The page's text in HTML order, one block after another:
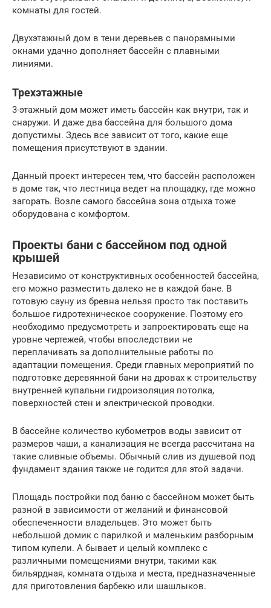
комнаты для гостей.
Двухэтажный дом в тени деревьев с панорамными
окнами удачно дополняет бассейн с плавными
линиями.
Трехэтажные
3-этажный дом может иметь бассейн как внутри, так и
снаружи. И даже два бассейна для большого дома
допустимы. Здесь все зависит от того, какие еще
помещения присутствуют в здании.
Данный проект интересен тем, что бассейн расположен
в доме так, что лестница ведет на площадку, где можно
загорать. Возле самого бассейна зона отдыха тоже
оборудована с комфортом.
Проекты бани с бассейном под одной
крышей
Независимо от конструктивных особенностей бассейна,
его можно разместить далеко не в каждой бане. В
готовую сауну из бревна нельзя просто так поставить
большое гидротехническое сооружение. Поэтому его
необходимо предусмотреть и запроектировать еще на
уровне чертежей, чтобы впоследствии не
переплачивать за дополнительные работы по
адаптации помещения. Среди главных мероприятий по
подготовке деревянной бани на дровах к строительству
внутренней купальни гидроизоляция потолка,
поверхностей стен и электрической проводки.
В бассейне количество кубометров воды зависит от
размеров чаши, а канализация не всегда рассчитана на
такие сливные объемы. Обычный слив из душевой под
фундамент здания также не годится для этой задачи.
Площадь постройки под баню с бассейном может быть
разной в зависимости от желаний и финансовой
обеспеченности владельцев. Это может быть
небольшой домик с парилкой и маленьким разборным
типом купели. А бывает и целый комплекс с
различными помещениями внутри, такими как
бильярдная, комната отдыха и места, предназначенные
для приготовления барбекю или шашлыков.